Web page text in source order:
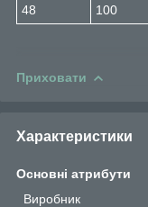
48
100
Приховати
Характеристики
Основні атрибути
Виробник